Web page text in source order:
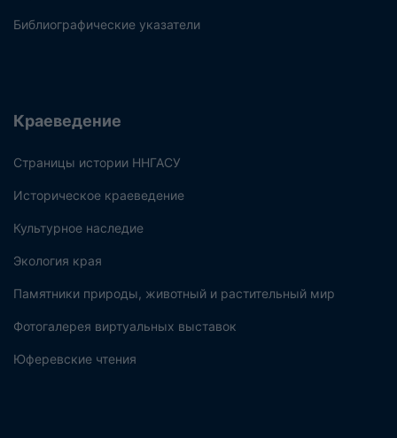
Библиографические указатели
Краеведение
Страницы истории ННГАСУ
Историческое краеведение
Культурное наследие
Экология края
Памятники природы, животный и растительный мир
Фотогалерея виртуальных выставок
Юферевские чтения